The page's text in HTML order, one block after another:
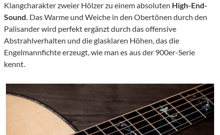
Klangcharakter zweier Hölzer zu einem absoluten High-End-
Sound. Das Warme und Weiche in den Obertönen durch den
Palisander wird perfekt ergänzt durch das offensive
Abstrahlverhalten und die glasklaren Höhen, das die
Engelmannfichte erzeugt, wie man es aus der 900er-Serie
kennt.